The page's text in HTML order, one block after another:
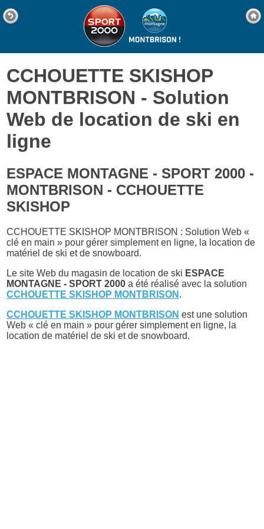
CCHOUETTE SKISHOP
MONTBRISON - Solution
Web de location de ski en
ligne
ESPACE MONTAGNE - SPORT 2000 -
MONTBRISON - CCHOUETTE
SKISHOP
CCHOUETTE SKISHOP MONTBRISON : Solution Web «
clé en main » pour gérer simplement en ligne, la location de
matériel de ski et de snowboard.
Le site Web du magasin de location de ski ESPACE
MONTAGNE - SPORT 2000 a été réalisé avec la solution
CCHOUETTE SKISHOP MONTBRISON .
CCHOUETTE SKISHOP MONTBRISON est une solution
Web « clé en main » pour gérer simplement en ligne, la
location de matériel de ski et de snowboard.